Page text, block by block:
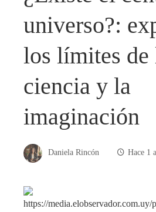
universo?:
los límites de
ciencia y la
imaginación
Daniela Rincón Hace 1